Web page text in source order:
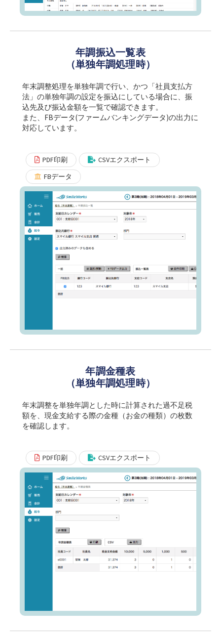
年調振込一覧表
（単独年調処理時）
年末調整処理を単独年調で行い、かつ「社員支払方
法」の単独年調の設定を振込にしている場合に、振
込先及び振込金額を一覧で確認できます。
また、FBデータ(ファームバンキングデータ)の出力に
対応しています。
PDF印刷
CSVエクスポート
FBデータ
年調金種表
（単独年調処理時）
年末調整を単独年調とした時に計算された過不足税
額を、現金支給する際の金種（お金の種類）の枚数
を確認します。
PDF印刷 CSVエクスポート